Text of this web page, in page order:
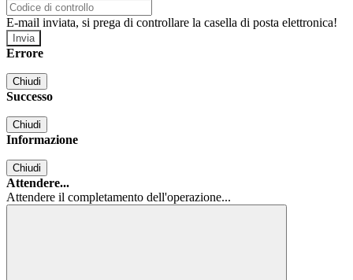
E-mail inviata, si prega di controllare la casella di posta elettronica!
Errore
Chiudi
Successo
Chiudi
Informazione
Chiudi
Attendere...
Attendere il completamento dell'operazione...